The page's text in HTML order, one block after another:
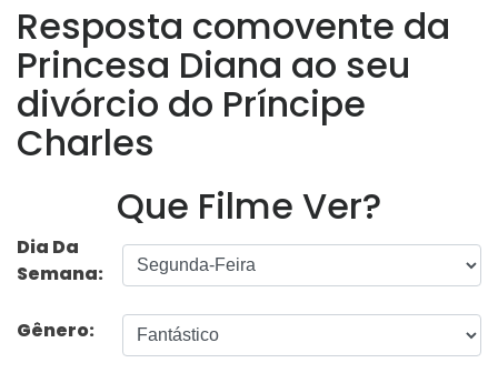
Resposta comovente da
Princesa Diana ao seu
divórcio do Príncipe
Charles
Que Filme Ver?
Dia Da
Semana:
Gênero: